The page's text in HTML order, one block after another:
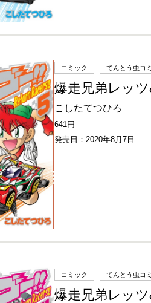
コミック てんとう虫コ
爆走兄弟レッツ
こしたてつひろ
641円
発売日：2020年8月7日
コミック てんとう虫コ
爆走兄弟レッツ